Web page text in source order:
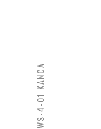
WS-4-01 KANCA